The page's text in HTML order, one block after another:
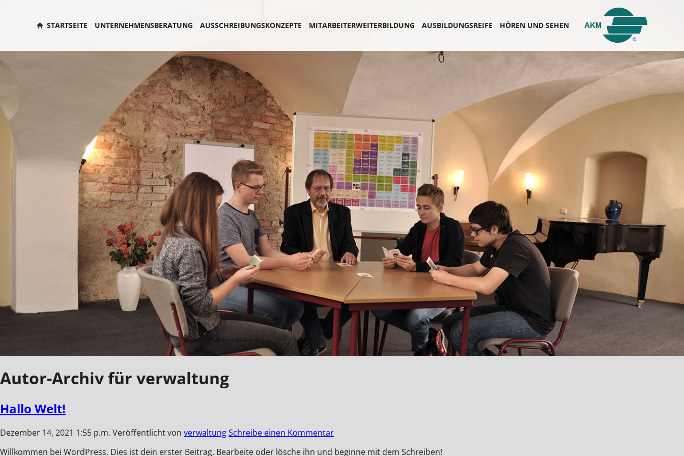
STARTSEITE UNTERNEHMENSBERATUNG AUSSCHREIBUNGSKONZEPTE MITARBEITERWEITERBILDUNG AUSBILDUNGSREIFE HÖREN UND SEHEN
Autor-Archiv für verwaltung
Hallo Welt!
Dezember 14, 2021 1:55 p.m. Veröffentlicht von verwaltungSchreibe einen Kommentar
Willkommen bei WordPress. Dies ist dein erster Beitrag. Bearbeite oder lösche ihn und beginne mit dem Schreiben!